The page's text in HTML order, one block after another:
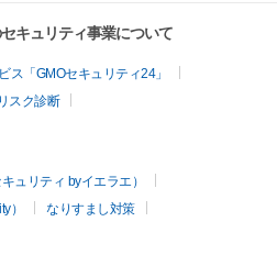
キュリティ事業について
「GMOセキュリティ24」
スク診断
ュリティ byイエラエ）
）
なりすまし対策